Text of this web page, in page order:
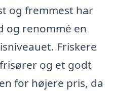
og fremmest har
og renommé en
Friskere
og et godt
for højere pris, da